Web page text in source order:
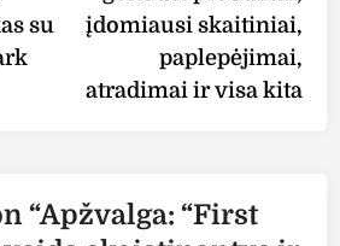
su
įdomiausi skaitiniai,
paplepėjimai,
atradimai ir visa kita
“Apžvalga: “First